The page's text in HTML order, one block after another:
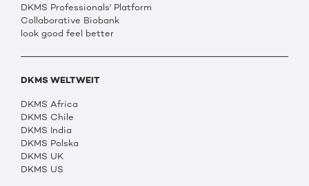
DKMS Professionals' Platform
Collaborative Biobank
look good feel better
DKMS WELTWEIT
DKMS Africa
DKMS Chile
DKMS India
DKMS Polska
DKMS UK
DKMS US